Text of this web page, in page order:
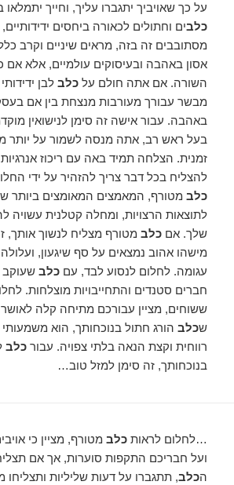
על כך שאויביך יתגברו עליך, וחייך יתמלאו
כלבים וחתולים לכאורה ביחסים
מסתובבים זה בזה, מראים שיניים וקרב
אסון באהבה ובעיסוקים עולמיים, אלא אם
השורה. אם אתה חולם עלכלב לבן
מבשר עבורך מעורבות מנצחת בין אם
באהבה. עבור אישה זה סימן לנישואין
בעל ראש רב, אתה מנסה לשמור על יותר
זמנית. הצלחה תמיד באה עם ריכוז
להצליח בכל דבר צריך להזהיר על ידי
כלב מטורף, המאמצים המאומצים ביותר
לתוצאות הרצויות, ומחלה קטלנית עשויה
שלך. אםכלב מטורף מצליח לנשוך אותך,
מישהו אהוב נמצאים על סף שיגעון,
עגומה. לחלום לנסוע לבד, עםכלב שעוקב
חברים סטנדים והתחייבויות מוצלחות.
ששוחים, מציין עבורכם מתיחה קלה
שכלב הורג חתול בנוכחותך, הוא
רווחית וקצת הנאה בלתי צפויה. עבורכלב
בנוכחותך, זה סימן למזל טוב…
…לחלום לראותכלב מטורף, מציין כי
ועל חבריכם התקפות סוערות, אך אם
הכלב, תתגברו על דעות שליליות ותצליחו